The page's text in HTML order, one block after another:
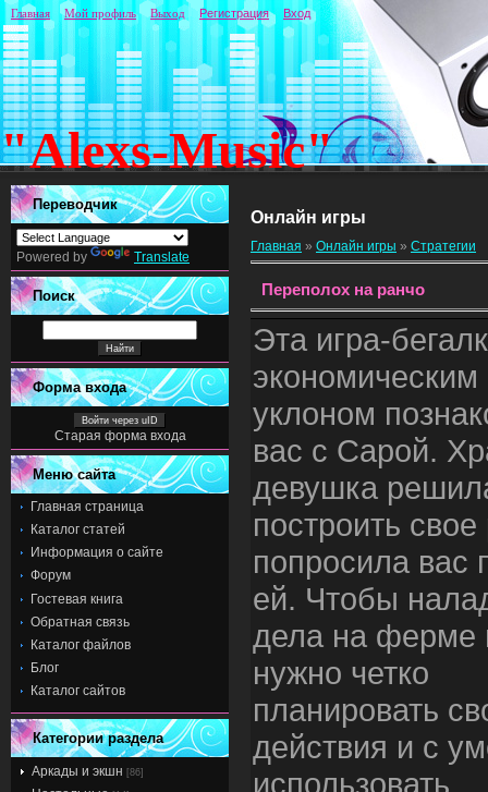
"Alexs-Music"
Главная Мой профиль Выход Регистрация Вход
Переводчик
Powered by Translate
Поиск
Форма входа
Войти через uID
Старая форма входа
Меню сайта
Главная страница
Каталог статей
Информация о сайте
Форум
Гостевая книга
Обратная связь
Каталог файлов
Блог
Каталог сайтов
Категории раздела
Аркады и экшн [86]
Онлайн игры
Главная » Онлайн игры » Стратегии
Переполох на ранчо
Эта игра-
экономическим
уклоном
вас с Сарой.
девушка
построить
попросила вас
ей. Чтобы
дела на ферме
нужно четко
планировать
действия и с
использовать